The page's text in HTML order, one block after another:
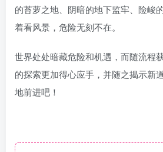
的苔萝之地、阴暗的地下监牢、险峻
着看风景，危险无刻不在。
世界处处暗藏危险和机遇，而随流程
的探索更加得心应手，并随之揭示新
地前进吧！